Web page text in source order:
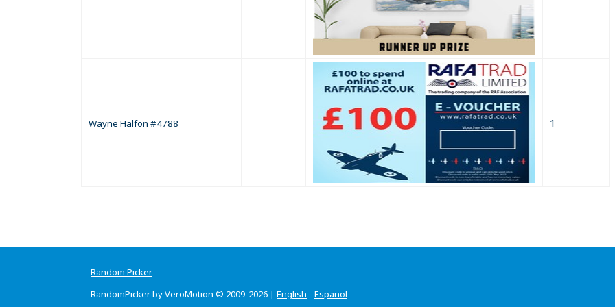
Wayne Halfon #4788 1
Random Picker
RandomPicker by VeroMotion © 2009-2026 | English - Espanol